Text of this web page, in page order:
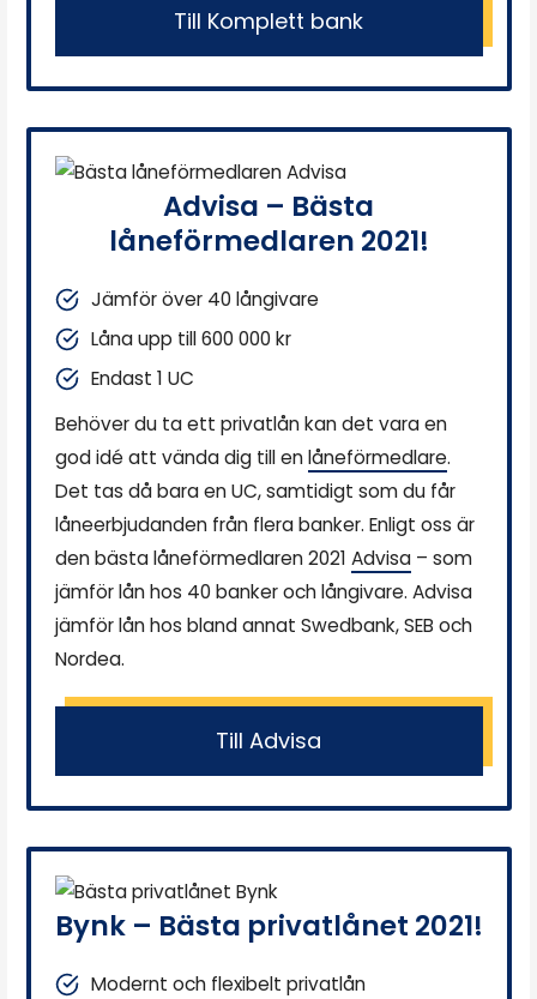
Till Komplett bank
Advisa – Bästa
låneförmedlaren 2021!
Jämför över 40 långivare
Låna upp till 600 000 kr
Endast 1 UC
Behöver du ta ett privatlån kan det vara en
god idé att vända dig till enlåneförmedlare.
Det tas då bara en UC, samtidigt som du får
låneerbjudanden från flera banker. Enligt oss är
den bästa låneförmedlaren 2021 Advisa– som
jämför lån hos 40 banker och långivare. Advisa
jämför lån hos bland annat Swedbank, SEB och
Nordea.
Till Advisa
Bynk – Bästa privatlånet 2021!
Modernt och flexibelt privatlån